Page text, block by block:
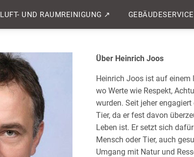
LUFT- UND RAUMREINIGUNG ↗ GEBÄUDESERVICE
Über Heinrich Joos
Heinrich Joos ist auf
wo Werte wie Respekt,
wurden. Seit jeher
Tier, da er fest davon
Leben ist. Er setzt sich
Mensch oder Tier, auch
Umgang mit Natur und